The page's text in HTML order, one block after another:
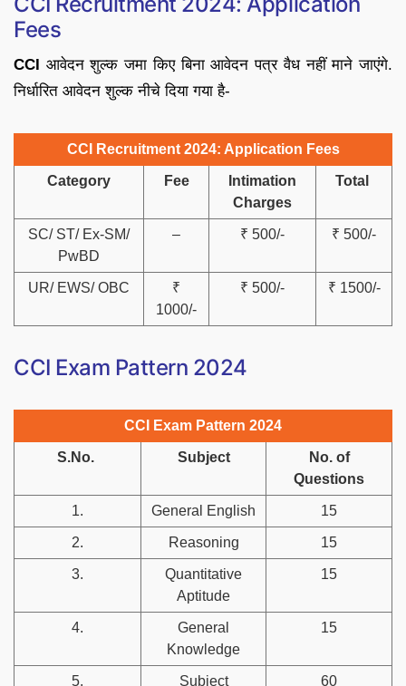
Fees
CCI आवेदन शुल्क जमा किए बिना आवेदन पत्र वैध नहीं माने जाएंगे.
निर्धारित आवेदन शुल्क नीचे दिया गया है-
CCI Recruitment 2024: Application Fees
Category Fee
Intimation
Charges
Total
SC/ ST/ Ex-SM/
PwBD
– ₹ 500/- ₹ 500/-
UR/ EWS/ OBC
₹
1000/-
₹ 500/- ₹ 1500/-
CCI Exam Pattern 2024
CCI Exam Pattern 2024
S.No. Subject
No. of
Questions
1. General English 15
2. Reasoning 15
3.
Quantitative
Aptitude
15
4.
General
Knowledge
15
5.
Subject
60